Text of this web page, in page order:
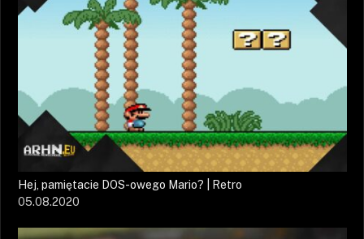
Hej, pamiętacie DOS-owego Mario? | Retro
05.08.2020